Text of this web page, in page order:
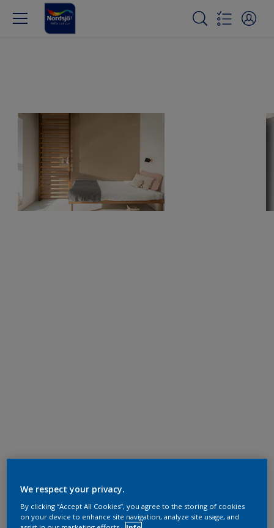
We respect your privacy.
By clicking “Accept All Cookies”, you agree to the storing of cookies
on your device to enhance site navigation, analyze site usage, and